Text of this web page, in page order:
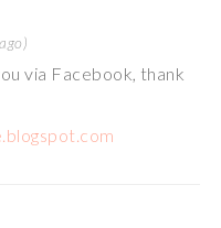
via Facebook, thank